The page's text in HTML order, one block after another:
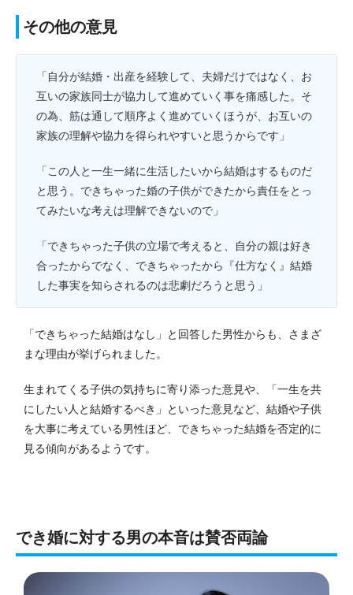
その他の意見
「自分が結婚・出産を経験して、夫婦だけではなく、お
互いの家族同士が協力して進めていく事を痛感した。そ
の為、筋は通して順序よく進めていくほうが、お互いの
家族の理解や協力を得られやすいと思うからです」
「この人と一生一緒に生活したいから結婚はするものだ
と思う。できちゃった婚の子供ができたから責任をとっ
てみたいな考えは理解できないので」
「できちゃった子供の立場で考えると、自分の親は好き
合ったからでなく、できちゃったから『仕方なく』結婚
した事実を知らされるのは悲劇だろうと思う」
「できちゃった結婚はなし」と回答した男性からも、さまざ
まな理由が挙げられました。
生まれてくる子供の気持ちに寄り添った意見や、「一生を共
にしたい人と結婚するべき」といった意見など、結婚や子供
を大事に考えている男性ほど、できちゃった結婚を否定的に
見る傾向があるようです。
でき婚に対する男の本音は賛否両論